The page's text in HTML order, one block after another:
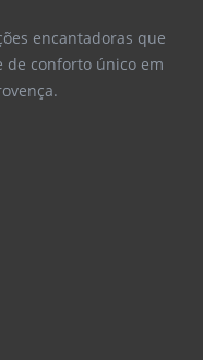
encantadoras que
de conforto único em